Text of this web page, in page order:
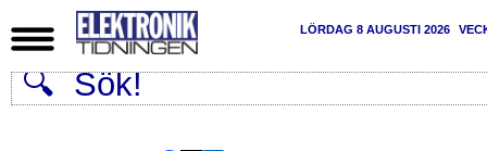
LÖRDAG 8 AUGUSTI 2026